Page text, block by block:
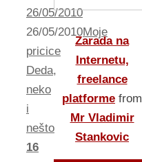
26/05/2010
26/05/2010Moje
pricice
Deda,
neko
i
nešto
16
Zarada na
Internetu,
freelance
platforme from
Mr Vladimir
Stankovic